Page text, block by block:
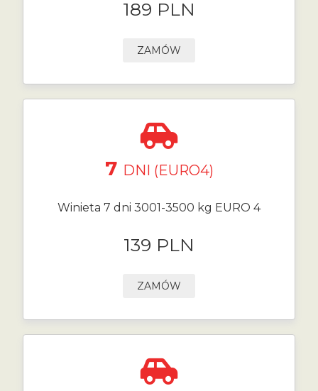
189 PLN
ZAMÓW
7 DNI (EURO4)
Winieta 7 dni 3001-3500 kg EURO 4
139 PLN
ZAMÓW